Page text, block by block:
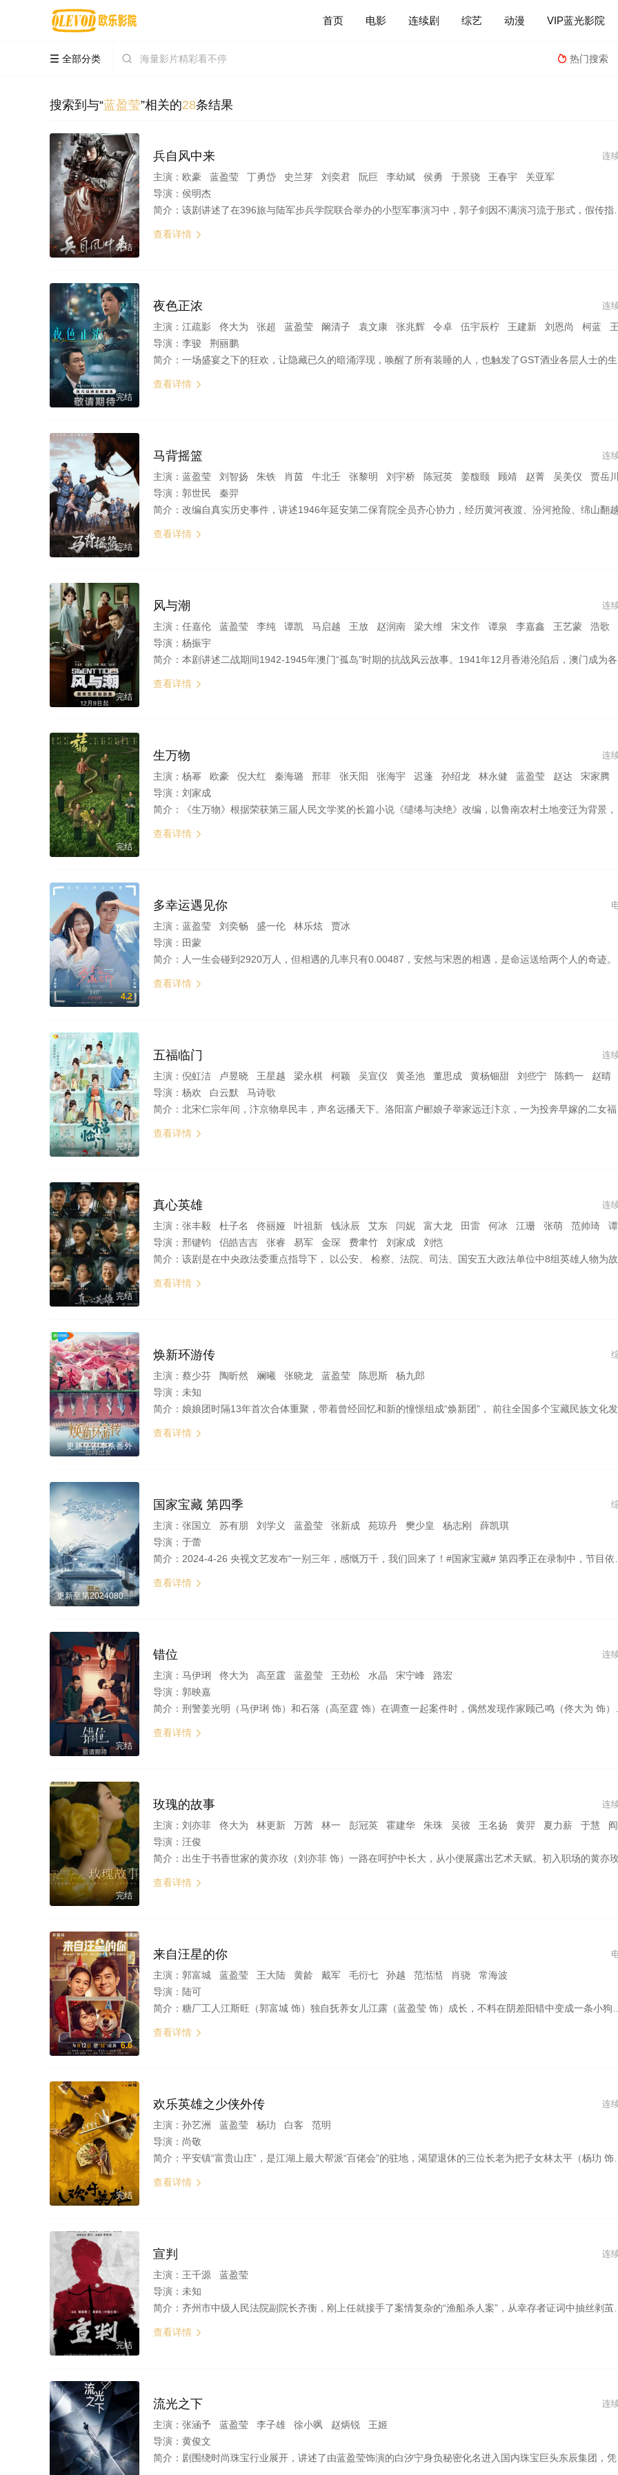
首页 电影 连续剧 综艺 动漫 VIP蓝光影院
 全部分类   热门搜索
搜索到与“蓝盈莹”相关的28条结果
完结
连
兵自风中来
主演： 欧豪 蓝盈莹 丁勇岱 史兰芽 刘奕君 阮巨 李幼斌 侯勇 于景骁 王春宇 关亚军
导演： 侯明杰
简介： 该剧讲述了在396旅与陆军步兵学院联合举办的小型军事演习中，郭子剑因不满演习流于形式，假传指令要求真打实抗，虽引发哗然，却获赏识调任396旅一营营长。他激发官兵血性，赢得信任，但在一次对抗中由于失误，导致战友受伤及上级被俘。在经历处分、转业申请等波折后，他重归部队，转型创新，最终带领新质合成部队在实战化检验中大放异彩，逆风翻盘，打了一场令人耳目一新的新时代战争。
查看详情 
完结
连
夜色正浓
主演： 江疏影 佟大为 张超 蓝盈莹 阚清子 袁文康 张兆辉 令卓 伍宇辰柠 王建新 刘恩尚 柯蓝 王耀庆 曾一萱
导演： 李骏 荆丽鹏
简介： 一场盛宴之下的狂欢，让隐藏已久的暗涌浮现，唤醒了所有装睡的人，也触发了GST酒业各层人士的生存危机。一切事关生存，每一步都需格外谨慎。七个深陷其中的主要人物，在事件中扮演了不同的角色，勾勒出人性的复杂和现实的残酷，从而呈现出一个共同的主题——如何在惶惶不安中乐观地活下去！
查看详情 
完结
连
马背摇篮
主演： 蓝盈莹 刘智扬 朱铁 肖茵 牛北壬 张黎明 刘宇桥 陈冠英 姜馥颐 顾靖 赵菁 吴美仪 贾岳川 杨志刚 刘威 岳丽娜 何政军 奚望 马赫 贾宏伟 赵恒煊 戴向宇
导演： 郭世民 秦羿
简介： 改编自真实历史事件，讲述1946年延安第二保育院全员齐心协力，经历黄河夜渡、汾河抢险、绵山翻越等生死考验，护送136名革命后代转移至太行解放区的故事
查看详情 
完结
连
风与潮
主演： 任嘉伦 蓝盈莹 李纯 谭凯 马启越 王放 赵润南 梁大维 宋文作 谭泉 李嘉鑫 王艺蒙 浩歌 胡明 朱铁 徐嘉雯 王今心 韩立
导演： 杨振宇
简介： 本剧讲述二战期间1942-1945年澳门“孤岛”时期的抗战风云故事。1941年12月香港沦陷后，澳门成为各国战略物资中转交换的重要港口和国际情报中心，被推到风口浪尖。澳葡政府名为“中立”，实则任由日军泽荣作特务机关横行霸道。爱国华人何贤、马万祺以及中共地下党柯麟等人以强烈的爱国心与责任感团结同胞，凝聚起中华总商会、镜湖医院和同善堂等澳门华人社团力量奋力反抗。在危难时刻，他们发现只有中国共产党才能救中国，才能给中华民族带来全新的希望。澳门爱国华人和中国共产党同心同德与日本侵略者在金融战、情报战、物资战等各条阵线上斗智斗勇，取得一次次重大胜利。澳门的抗日救亡运动，不仅帮助澳门同胞渡过了澳门史上艰难的“风潮”岁月，同时筹集大量抗战物资和款项为支持全中国抗战和世界反法西斯战争作出了重要贡献。
查看详情 
完结
连
生万物
主演： 杨幂 欧豪 倪大红 秦海璐 邢菲 张天阳 张海宇 迟蓬 孙绍龙 林永健 蓝盈莹 赵达 宋家腾 潘之琳 艾东 于震
导演： 刘家成
简介：
《生万物》根据荣获第三届人民文学奖的长篇小说《缱绻与决绝》改编，以鲁南农村土地变迁为背景，讲述了以宁绣绣、封大脚、费左氏为代表的宁、封、费三个家族、两代人的兴衰史。天牛庙村村民为同一片土地不断努力，是跨越多年打不散的邻里情，也是老一辈农民对土地的敬畏与依恋。
查看详情 
4.2
多幸运遇见你
主演： 蓝盈莹 刘奕畅 盛一伦 林乐炫 贾冰
导演： 田蒙
简介： 人一生会碰到2920万人，但相遇的几率只有0.00487，安然与宋恩的相遇，是命运送给两个人的奇迹。 音乐老师安然和拳手宋恩在不同的时间选择了到同一所水上学校任教，在这个犹如世外乐园的学校里，两个年轻人通过一本神奇的日记展开了跨时空的交流，在一次次文字与心灵的交流碰撞中，爱情悄然滋生。都说相爱不能抵万难合适才能，两个人命中注定的相遇究竟会走向牵手还是分离？ 影片改编自泰国电影《教师日记》。
查看详情 
完结
连
五福临门
主演： 倪虹洁 卢昱晓 王星越 梁永棋 柯颖 吴宣仪 黄圣池 董思成 黄杨钿甜 刘些宁 陈鹤一 赵晴 曾舜晞 蓝盈莹 孙晶晶 李昀锐 左小青 董春辉 程莉莎 白川 李明德 昌隆
导演： 杨欢 白云默 马诗歌
简介： 北宋仁宗年间，汴京物阜民丰，声名远播天下。洛阳富户郦娘子举家远迁汴京，一为投奔早嫁的二女福慧，二为解决一桩陈年心事。 郦娘子一生最得意的事便是有五位如花似玉的千金，可惜大娘寿华青春守寡、无心再嫁；三娘康宁性情泼悍，人送诨名胭脂虎；四娘好德脾气憨直、口无遮拦；五娘乐善娇宠过甚、眼高于顶。女儿们皆因美貌才情闻名洛阳，婚事却久难成就，成了郦娘子的心病。于是她立下豪言，要赴京为女儿另觅良缘。 众人兴冲冲地赶到汴京，信心却被现实击得七零八落。二娘无故给了娘家姐妹闭门羹，安身不易，郦家众人只得齐心协力，重操旧业做起生意，慢慢物色德才兼备的好郎君，中途波折不断、笑料频出，最终郦家女儿们都心想事成、觅得良缘，谱写了一出热闹的北宋市井姻缘喜剧。
查看详情 
完结
连
真心英雄
主演： 张丰毅 杜子名 佟丽娅 叶祖新 钱泳辰 艾东 闫妮 富大龙 田雷 何冰 江珊 张萌 范帅琦 谭凯 罗一舟 陈天明 余男 练练 苏晓彤 蓝盈莹 高至霆 董勇 宋洋 丁冠森
导演： 邢键钧 侣皓吉吉 张睿 易军 金琛 费聿竹 刘家成 刘恺
简介： 该剧是在中央政法委重点指导下， 以公安、 检察、法院、司法、国安五大政法单位中8组英雄人物为故事原型的政法题材剧。以单元剧的形式首次揭秘近年大案要案的背后故事。
查看详情 
更新至剧本杀番外
焕新环游传
主演： 蔡少芬 陶昕然 斓曦 张晓龙 蓝盈莹 陈思斯 杨九郎
导演： 未知
简介： 娘娘团时隔13年首次合体重聚，带着曾经回忆和新的憧憬组成“焕新团”， 前往全国多个宝藏民族文化发源地，通过深度探访、游学体验各地民俗文化和风土人情， 在每地采集最具特色的符号性元素，并留下焕新设计作业，完成此次采风之旅。
查看详情 
更新至第20240803期
国家宝藏 第四季
主演： 张国立 苏有朋 刘学义 蓝盈莹 张新成 苑琼丹 樊少皇 杨志刚 薛凯琪
导演： 于蕾
简介： 2024-4-26 央视文艺发布“一别三年，感慨万千，我们回来了！#国家宝藏# 第四季正在录制中，节目依旧透过国宝的前世今生，与你一起洞见中华文明上下五千年。这场跨越古今的对话即将重启，你准备好了吗？ ”
查看详情 
完结
连
错位
主演： 马伊琍 佟大为 高至霆 蓝盈莹 王劲松 水晶 宋宁峰 路宏
导演： 郭映嘉
简介： 刑警姜光明（马伊琍 饰）和石落（高至霆 饰）在调查一起案件时，偶然发现作家顾己鸣（佟大为 饰）的小说中所描绘的犯罪现场与自己正在调查的案发现场离奇重合，虚构与现实交错，一切真的只是巧合？而小说的出现也为二人的追查提供了新的方向，但与此同时也将他们引向了更深的迷局......案中案，谜中谜，隐藏在幕后的凶手究竟是谁？ 该剧改编自松本清张同名小说。
查看详情 
完结
连
玫瑰的故事
主演： 刘亦菲 佟大为 林更新 万茜 林一 彭冠英 霍建华 朱珠 吴彼 王名扬 黄羿 夏力薪 于慧 阎青妤 蓝盈莹 陈瑶 吴玉芳 侯长荣 张月 刘钧 高曙光 蒋雪鸣
导演： 汪俊
简介： 出生于书香世家的黄亦玫（刘亦菲 饰）一路在呵护中长大，从小便展露出艺术天赋。初入职场的黄亦玫很快受到重用，与合作伙伴庄国栋相识相爱，但最终错过彼此，这段职场磨炼也令她对自己的人生有了更清晰的规划，决定重返校园求学深造。毕业后，她和学长方协文步入婚姻殿堂。可婚后两人发展方向相去甚远，最 终选择离婚。黄亦玫开始创业，在艺术品策展领域打拼出一片天地，在此期间还遇到了自己的灵魂伴侣溥家明，可溥家明只剩几个月的生命，两人这段爱情最终以生死离别画上句号。 但黄亦玫没有就此消沉，她还是一如既往地为活出更精彩的自己而努力着。
查看详情 
6.6
来自汪星的你
主演： 郭富城 蓝盈莹 王大陆 黄龄 戴军 毛衍七 孙越 范湉湉 肖骁 常海波
导演： 陆可
简介： 糖厂工人江斯旺（郭富城 饰）独自抚养女儿江露（蓝盈莹 饰）成长，不料在阴差阳错中变成一条小狗。狗爸阿旺费尽力气找到女儿，发现此时江露已长大成人，并成为了一位创作歌手，但看似光鲜亮丽的背后却另有隐情。老爸决定以小狗阿旺的身份开启一段“守护之旅”……
查看详情 
完结
连
欢乐英雄之少侠外传
主演： 孙艺洲 蓝盈莹 杨玏 白客 范明
导演： 尚敬
简介： 平安镇“富贵山庄”，是江湖上最大帮派“百佬会”的驻地，渴望退休的三位长老为把子女林太平（杨玏 饰）、王动（孙艺洲 饰）、燕七（蓝盈莹 饰）培养成接班人，不仅中断了他们的生活费，还试图通过制造难题加速子女的成长。不料半路杀出的平民侠客郭大路（白客 饰）扰乱了他们的计划。他 与三个少侠结为好友，办武馆、报馆、戏班、侦探社……非 但越折腾越穷，还引来对手的趁虚而入……同时，四少侠还要面临内部团结、敌对势力、爱情纠纷等问题。渐渐地，他们有了谋生能力，互相惺惺相惜，爱情关系也纷纷开花结果……当三长老决心把长老之位传给三少侠的时候，少侠们却拒绝了。他们觉得，在平凡中给自己和别人带来欢乐的人也是英雄。 该剧根据古龙同名小说改编。
查看详情 
完结
连
宣判
主演： 王千源 蓝盈莹
导演： 未知
简介： 齐州市中级人民法院副院长齐衡，刚上任就接手了案情复杂的“渔船杀人案”，从幸存者证词中抽丝剥茧发现漏洞，成功查明郑夺杀人事实。齐衡的儿子齐伦在电视上看到郑夺，认出郑夺就是绑架自己母亲郭念的凶手，由此牵出幕后黑手罗怀功。与此同时，罗怀功旗下的姜云化工集团长期排污致村民患上绝症，民情愤懑，被告到法院。市级领导为了保GDP增长，要求手下留情。齐衡坚决排除干扰，秉公执法，进行公正判决，遭到罗怀功报复，险些丧命。郭念尸骸被发现，一直拒不认罪的郑夺被罗怀功杀人灭口。在齐衡等人的大力协助下，公安机关将罗怀功犯罪团伙摧毁，不法分子被法院公正判决。作为人世间维护公平正义的最后一道防线，齐衡和他的法院同事们，在司法体制改革精神的指引下，用所有的精力去维护社会的公平正义，让依法治国的制度体系有力地落实在中国大地。
查看详情 
连
流光之下
主演： 张涵予 蓝盈莹 李子雄 徐小飒 赵炳锐 王姬
导演： 黄俊文
简介： 剧围绕时尚珠宝行业展开，讲述了由蓝盈莹饰演的白汐宁身负秘密化名进入国内珠宝巨头东辰集团，凭借非凡的才华和毅力一路打拼逆袭。与此同时，由张涵予饰演的林弈作为东辰元老也为守护十年的誓言暗地谋划着权力的棋局，直到两人在博弈的过程中逐渐抽丝剥茧出真相，才意识到逆光前行中共同的初心。